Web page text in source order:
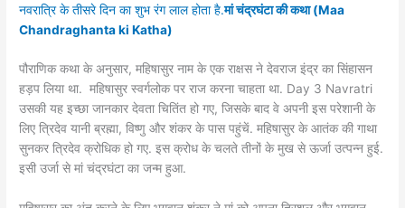
नवरात्रि के तीसरे दिन का शुभ रंग लाल होता है.मां चंद्रघंटा की कथा (Maa
Chandraghanta ki Katha)
पौराणिक कथा के अनुसार, महिषासुर नाम के एक राक्षस ने देवराज इंद्र का सिंहासन
हड़प लिया था. महिषासुर स्वर्गलोक पर राज करना चाहता था. Day 3 Navratri
उसकी यह इच्छा जानकार देवता चितिंत हो गए, जिसके बाद वे अपनी इस परेशानी के
लिए त्रिदेव यानी ब्रह्मा, विष्णु और शंकर के पास पहुंचें. महिषासुर के आतंक की गाथा
सुनकर त्रिदेव क्रोधिक हो गए. इस क्रोध के चलते तीनों के मुख से ऊर्जा उत्पन्न हुई.
इसी उर्जा से मां चंद्रघंटा का जन्म हुआ.